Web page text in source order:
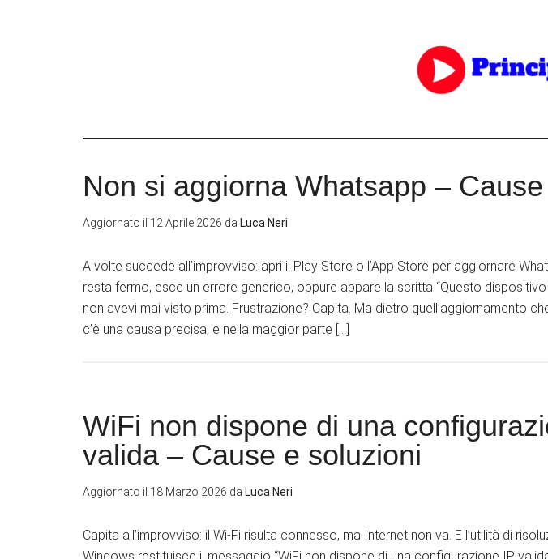
Non si aggiorna Whatsapp –
Aggiornato il 12 Aprile 2026 da Luca Neri
A volte succede all’improvviso: apri il Play Store o l’App Store per aggiornare
resta fermo, esce un errore generico, oppure appare la scritta “Questo
non avevi mai visto prima. Frustrazione? Capita. Ma dietro quell’aggiornamento
c’è una causa precisa, e nella maggior parte […]
WiFi non dispone di una
valida – Cause e soluzioni
Aggiornato il 18 Marzo 2026 da Luca Neri
Capita all’improvviso: il Wi‑Fi risulta connesso, ma Internet non va. E l’utilità di